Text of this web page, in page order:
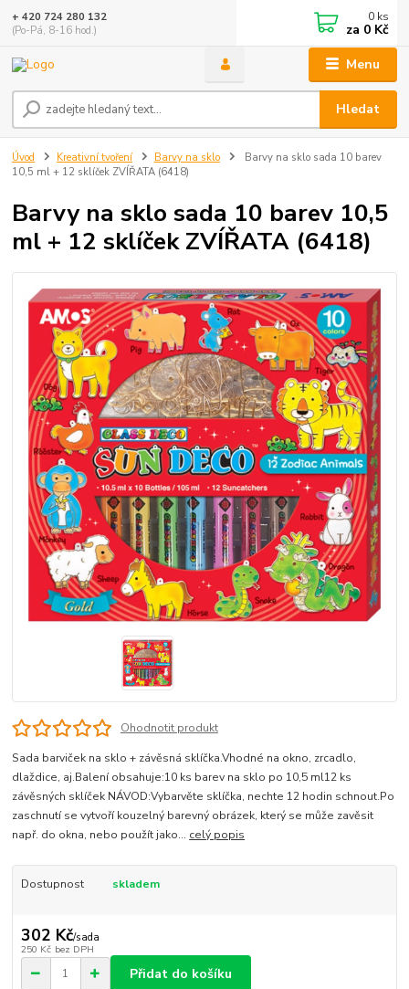
Menu
Hledat
+ 420 724 280 132
(Po-Pá, 8-16 hod.)
0 ks
za 0 Kč
Úvod Kreativní tvoření Barvy na sklo
Barvy na sklo sada 10 barev
10,5 ml + 12 sklíček ZVÍŘATA (6418)
Barvy na sklo sada 10 barev 10,5
ml + 12 sklíček ZVÍŘATA (6418)
Ohodnotit produkt
Sada barviček na sklo + závěsná sklíčka.Vhodné na okno, zrcadlo,
dlaždice, aj.Balení obsahuje:10 ks barev na sklo po 10,5 ml12 ks
závěsných sklíček NÁVOD:Vybarvěte sklíčka, nechte 12 hodin schnout.Po
zaschnutí se vytvoří kouzelný barevný obrázek, který se může zavěsit
např. do okna, nebo použít jako... celý popis
Dostupnost skladem
302 Kč/sada
250 Kč bez DPH
Přidat do košíku